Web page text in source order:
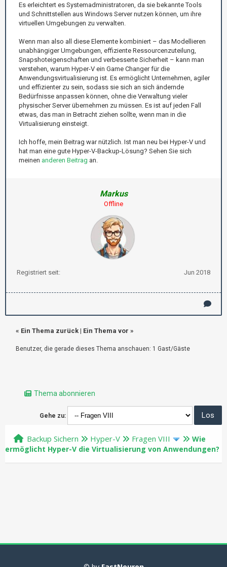
Es erleichtert es Systemadministratoren, da sie bekannte Tools
und Schnittstellen aus Windows Server nutzen können, um ihre
virtuellen Umgebungen zu verwalten.
Wenn man also all diese Elemente kombiniert – das Modellieren
unabhängiger Umgebungen, effiziente Ressourcenzuteilung,
Snapshoteigenschaften und verbesserte Sicherheit – kann man
verstehen, warum Hyper-V ein Game Changer für die
Anwendungsvirtualisierung ist. Es ermöglicht Unternehmen, agiler
und effizienter zu sein, sodass sie sich an sich ändernde
Bedürfnisse anpassen können, ohne die Verwaltung vieler
physischer Server übernehmen zu müssen. Es ist auf jeden Fall
etwas, das man in Betracht ziehen sollte, wenn man in die
Virtualisierung einsteigt.
Ich hoffe, mein Beitrag war nützlich. Ist man neu bei Hyper-V und
hat man eine gute Hyper-V-Backup-Lösung? Sehen Sie sich
meinen anderen Beitrag an.
Markus
Offline
Registriert seit: Jun 2018
« Ein Thema zurück | Ein Thema vor »
Benutzer, die gerade dieses Thema anschauen: 1 Gast/Gäste
Thema abonnieren
Gehe zu:
Backup Sichern Hyper-V Fragen VIII
Wie
ermöglicht Hyper-V die Virtualisierung von Anwendungen?